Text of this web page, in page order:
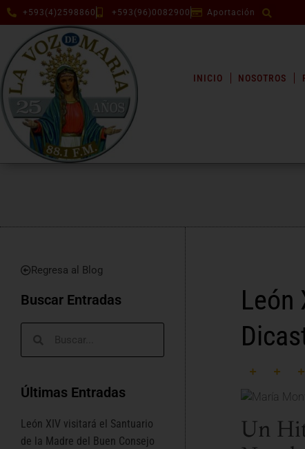
+593(4)2598860 +593(96)0082900 Aportación
INICIO NOSOTROS
Regresa al Blog
Buscar Entradas
Últimas Entradas
León XIV visitará el Santuario
de la Madre del Buen Consejo
León
Un